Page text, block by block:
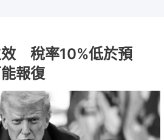
效 稅率10%低於預
報復